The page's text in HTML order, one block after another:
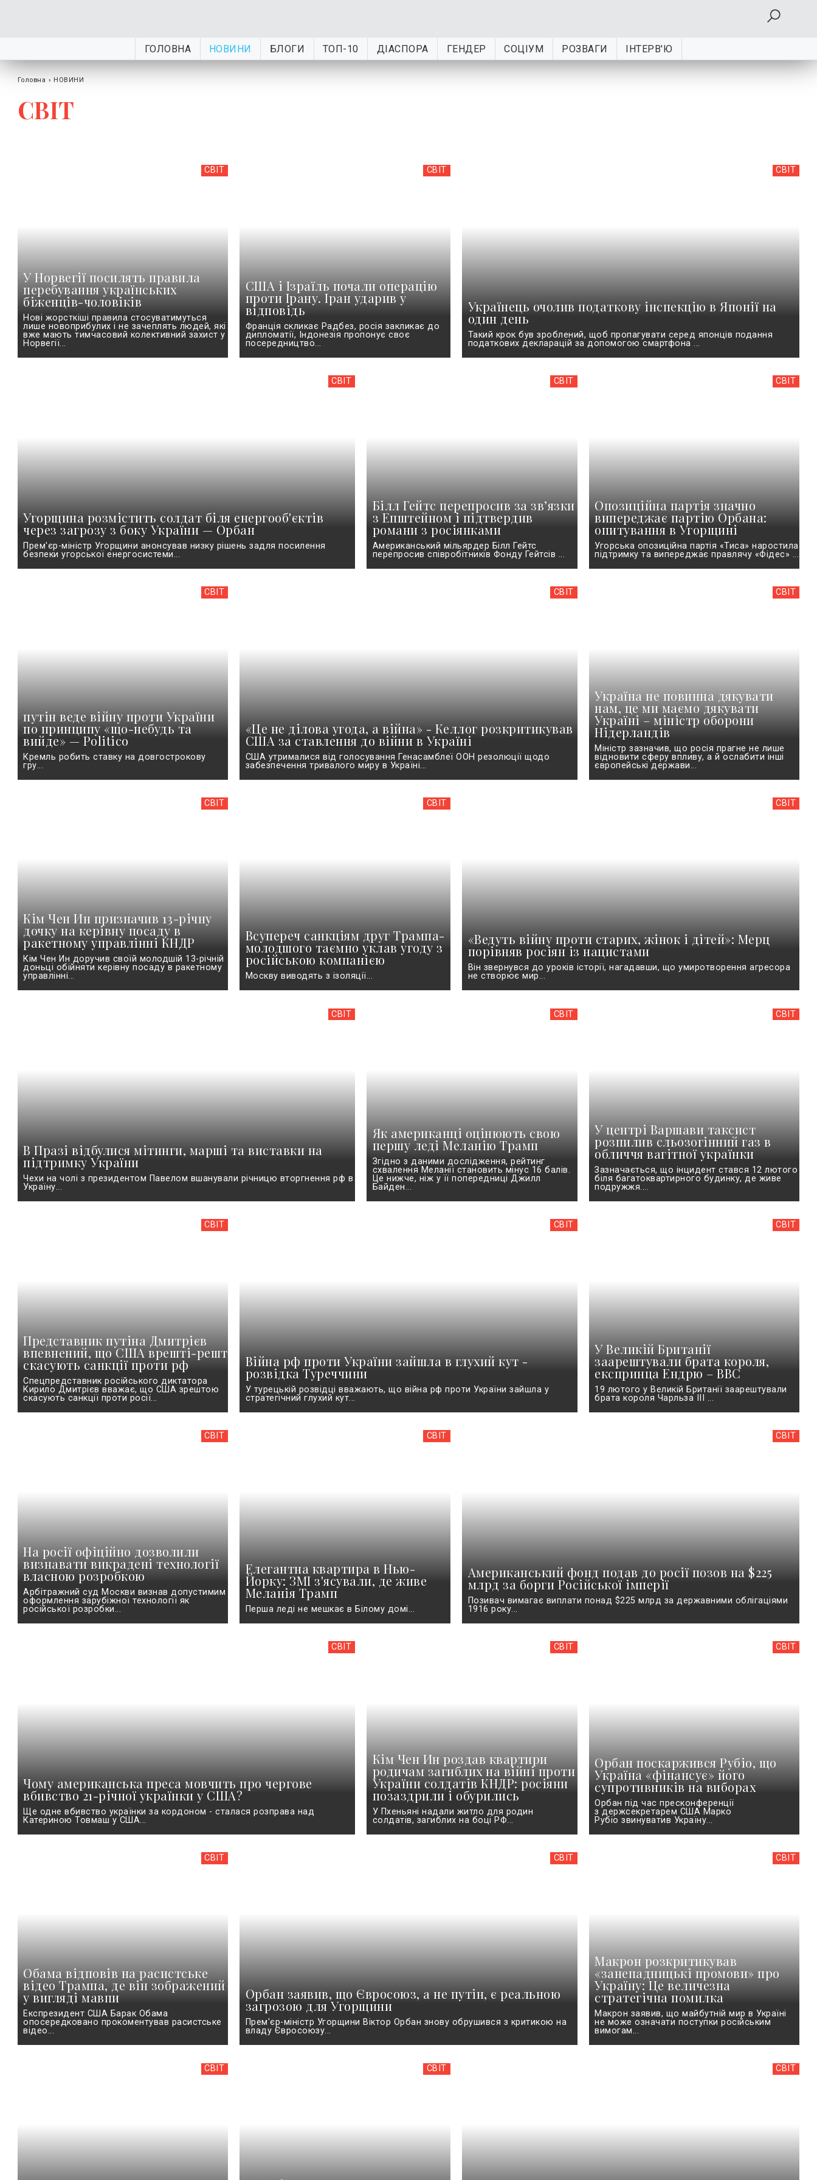
ГОЛОВНА НОВИНИ БЛОГИ ТОП-10 ДІАСПОРА ГЕНДЕР СОЦІУМ РОЗВАГИ ІНТЕРВ'Ю
Головна › НОВИНИ
СВІТ
СВІТ
У Норвегії посилять правила
перебування українських
біженців-чоловіків
Нові жорсткіші правила стосуватимуться
лише новоприбулих і не зачеплять людей, які
вже мають тимчасовий колективний захист у
Норвегії...
СВІТ
США і Ізраїль почали операцію
проти Ірану. Іран ударив у
відповідь
Франція скликає Радбез, росія закликає до
дипломатії, Індонезія пропонує своє
посередництво...
СВІТ
Українець очолив податкову інспекцію в Японії на
один день
Такий крок був зроблений, щоб пропагувати серед японців подання
податкових декларацій за допомогою смартфона ...
СВІТ
Угорщина розмістить солдат біля енергооб'єктів
через загрозу з боку України — Орбан
Прем'єр-міністр Угорщини анонсував низку рішень задля посилення
безпеки угорської енергосистеми...
СВІТ
Білл Гейтс перепросив за звʼязки
з Епштейном і підтвердив
романи з росіянками
Американський мільярдер Білл Гейтс
перепросив співробітників Фонду Гейтсів ...
СВІТ
Опозиційна партія значно
випереджає партію Орбана:
опитування в Угорщині
Угорська опозиційна партія «Тиса» наростила
підтримку та випереджає правлячу «Фідес» ...
СВІТ
путін веде війну проти України
по принципу «що-небудь та
вийде» — Politico
Кремль робить ставку на довгострокову
гру...
СВІТ
«Це не ділова угода, а війна» - Келлог розкритикував
США за ставлення до війни в Україні
США утрималися від голосування Генасамблеї ООН резолюції щодо
забезпечення тривалого миру в Україні...
СВІТ
Україна не повинна дякувати
нам, це ми маємо дякувати
Україні – міністр оборони
Нідерландів
Міністр зазначив, що росія прагне не лише
відновити сферу впливу, а й ослабити інші
європейські держави...
СВІТ
Кім Чен Ин призначив 13-річну
дочку на керівну посаду в
ракетному управлінні КНДР
Кім Чен Ин доручив своїй молодшій 13-річній
доньці обійняти керівну посаду в ракетному
управлінні...
СВІТ
Всупереч санкціям друг Трампа-
молодшого таємно уклав угоду з
російською компанією
Москву виводять з ізоляції...
СВІТ
«Ведуть війну проти старих, жінок і дітей»: Мерц
порівняв росіян із нацистами
Він звернувся до уроків історії, нагадавши, що умиротворення агресора
не створює мир...
СВІТ
В Празі відбулися мітинги, марші та виставки на
підтримку України
Чехи на чолі з президентом Павелом вшанували річницю вторгнення рф в
Україну...
СВІТ
Як американці оцінюють свою
першу леді Меланію Трамп
Згідно з даними дослідження, рейтинг
схвалення Меланії становить мінус 16 балів.
Це нижче, ніж у її попередниці Джилл
Байден...
СВІТ
У центрі Варшави таксист
розпилив сльозогінний газ в
обличчя вагітної українки
Зазначається, що інцидент стався 12 лютого
біля багатоквартирного будинку, де живе
подружжя....
СВІТ
Представник путіна Дмитрієв
впевнений, що США врешті-решт
скасують санкції проти рф
Спецпредставник російського диктатора
Кирило Дмитрієв вважає, що США зрештою
скасують санкції проти росії...
СВІТ
Війна рф проти України зайшла в глухий кут -
розвідка Туреччини
У турецькій розвідці вважають, що війна рф проти України зайшла у
стратегічний глухий кут...
СВІТ
У Великій Британії
заарештували брата короля,
експринца Ендрю – BBC
19 лютого у Великій Британії заарештували
брата короля Чарльза ІІІ ...
СВІТ
На росії офіційно дозволили
визнавати викрадені технології
власною розробкою
Арбітражний суд Москви визнав допустимим
оформлення зарубіжної технології як
російської розробки...
СВІТ
Елегантна квартира в Нью-
Йорку: ЗМІ з'ясували, де живе
Меланія Трамп
Перша леді не мешкає в Білому домі...
СВІТ
Американський фонд подав до росії позов на $225
млрд за борги Російської імперії
Позивач вимагає виплати понад $225 млрд за державними облігаціями
1916 року...
СВІТ
Чому американська преса мовчить про чергове
вбивство 21-річної українки у США?
Ще одне вбивство українки за кордоном - сталася розправа над
Катериною Товмаш у США...
СВІТ
Кім Чен Ин роздав квартири
родичам загиблих на війні проти
України солдатів КНДР: росіяни
позаздрили і обурились
У Пхеньяні надали житло для родин
солдатів, загиблих на боці РФ...
СВІТ
Орбан поскаржився Рубіо, що
Україна «фінансує» його
супротивників на виборах
Орбан під час пресконференції
з держсекретарем США Марко
Рубіо звинуватив Україну...
СВІТ
Обама відповів на расистське
відео Трампа, де він зображений
у вигляді мавпи
Експрезидент США Барак Обама
опосередковано прокоментував расистське
відео...
СВІТ
Орбан заявив, що Євросоюз, а не путін, є реальною
загрозою для Угорщини
Прем'єр-міністр Угорщини Віктор Орбан знову обрушився з критикою на
владу Євросоюзу...
СВІТ
Макрон розкритикував
«занепадницькі промови» про
Україну: Це величезна
стратегічна помилка
Макрон заявив, що майбутній мир в Україні
не може означати поступки російським
вимогам...
СВІТ СВІТ СВІТ